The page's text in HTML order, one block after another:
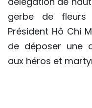
gerbe de
Président Hô Chi
de déposer une
aux héros et